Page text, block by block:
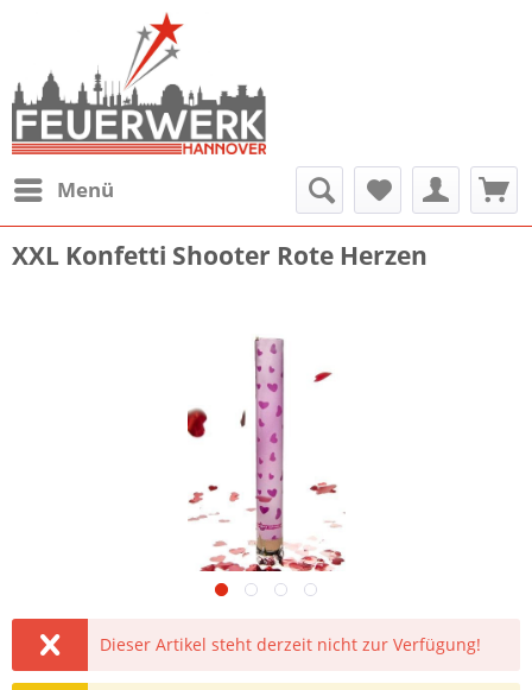
Menü
XXL Konfetti Shooter Rote Herzen
Dieser Artikel steht derzeit nicht zur Verfügung!